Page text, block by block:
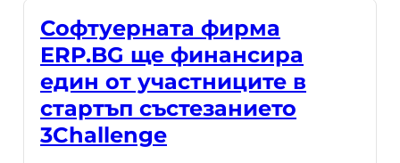
Софтуерната фирма
ERP.BG ще финансира
един от участниците в
стартъп състезанието
3Challenge